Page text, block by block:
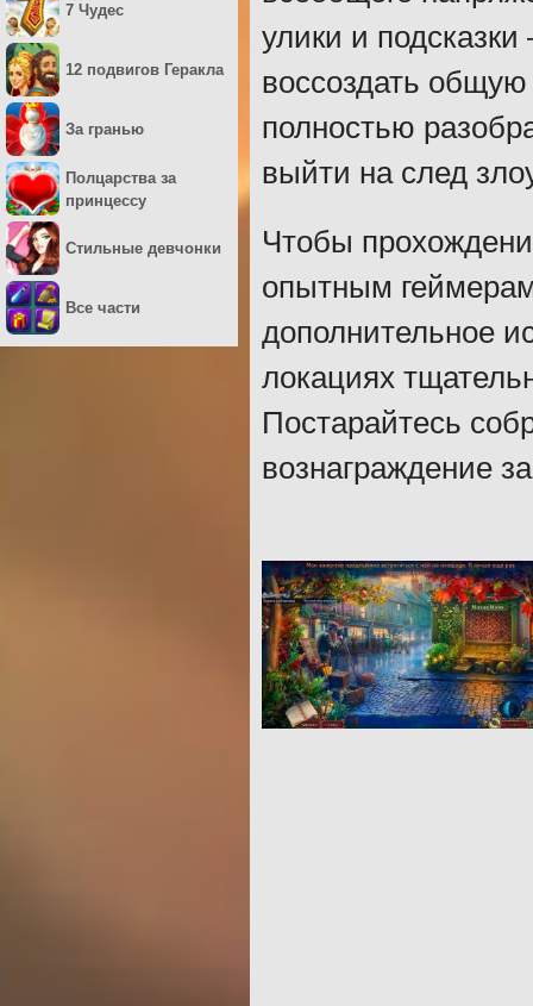
улики и
воссоздать общую
полностью
выйти на след
Чтобы
опытным
дополнительное
локациях
Постарайтесь
вознаграждение
7 Чудес
12 подвигов Геракла
За гранью
Полцарства за
принцессу
Стильные девчонки
Все части